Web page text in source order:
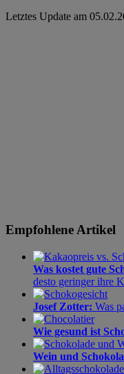
Letztes Update am
Empfohlene Artikel
Was kostet gute
desto geringer ihre
Josef Zotter: Was
Wie gesund ist
Wein und